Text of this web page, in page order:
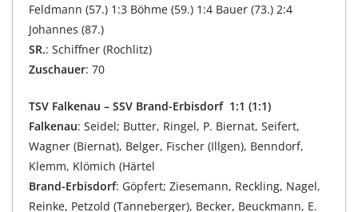
Feldmann (57.) 1:3 Böhme (59.) 1:4 Bauer (73.) 2:4
Johannes (87.)
SR.: Schiffner (Rochlitz)
Zuschauer: 70
TSV Falkenau – SSV Brand-Erbisdorf 1:1 (1:1)
Falkenau: Seidel; Butter, Ringel, P. Biernat, Seifert,
Wagner (Biernat), Belger, Fischer (Illgen), Benndorf,
Klemm, Klömich (Härtel
Brand-Erbisdorf: Göpfert; Ziesemann, Reckling, Nagel,
Reinke, Petzold (Tanneberger), Becker, Beuckmann, E.